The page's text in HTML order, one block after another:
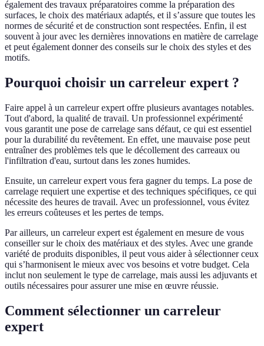
également des travaux préparatoires comme la préparation des
surfaces, le choix des matériaux adaptés, et il s’assure que toutes les
normes de sécurité et de construction sont respectées. Enfin, il est
souvent à jour avec les dernières innovations en matière de carrelage
et peut également donner des conseils sur le choix des styles et des
motifs.
Pourquoi choisir un carreleur expert ?
Faire appel à un carreleur expert offre plusieurs avantages notables.
Tout d'abord, la qualité de travail. Un professionnel expérimenté
vous garantit une pose de carrelage sans défaut, ce qui est essentiel
pour la durabilité du revêtement. En effet, une mauvaise pose peut
entraîner des problèmes tels que le décollement des carreaux ou
l'infiltration d'eau, surtout dans les zones humides.
Ensuite, un carreleur expert vous fera gagner du temps. La pose de
carrelage requiert une expertise et des techniques spécifiques, ce qui
nécessite des heures de travail. Avec un professionnel, vous évitez
les erreurs coûteuses et les pertes de temps.
Par ailleurs, un carreleur expert est également en mesure de vous
conseiller sur le choix des matériaux et des styles. Avec une grande
variété de produits disponibles, il peut vous aider à sélectionner ceux
qui s’harmonisent le mieux avec vos besoins et votre budget. Cela
inclut non seulement le type de carrelage, mais aussi les adjuvants et
outils nécessaires pour assurer une mise en œuvre réussie.
Comment sélectionner un carreleur
expert